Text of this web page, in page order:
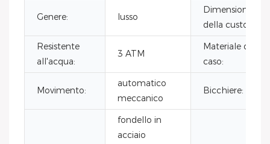
Genere: lusso
Dimensioni
della custodia:
Resistente
all'acqua:
3 ATM
Materiale del
caso:
Movimento:
automatico
meccanico
Bicchiere:
fondello in
acciaio